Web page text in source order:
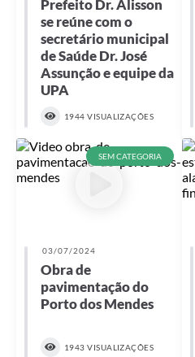
Prefeito Dr. Alisson
se reúne com o
secretário municipal
de Saúde Dr. José
Assunção e equipe da
UPA
1944 VISUALIZAÇÕES
SEM CATEGORIA
03/07/2024
Obra de
pavimentação do
Porto dos Mendes
1943 VISUALIZAÇÕES